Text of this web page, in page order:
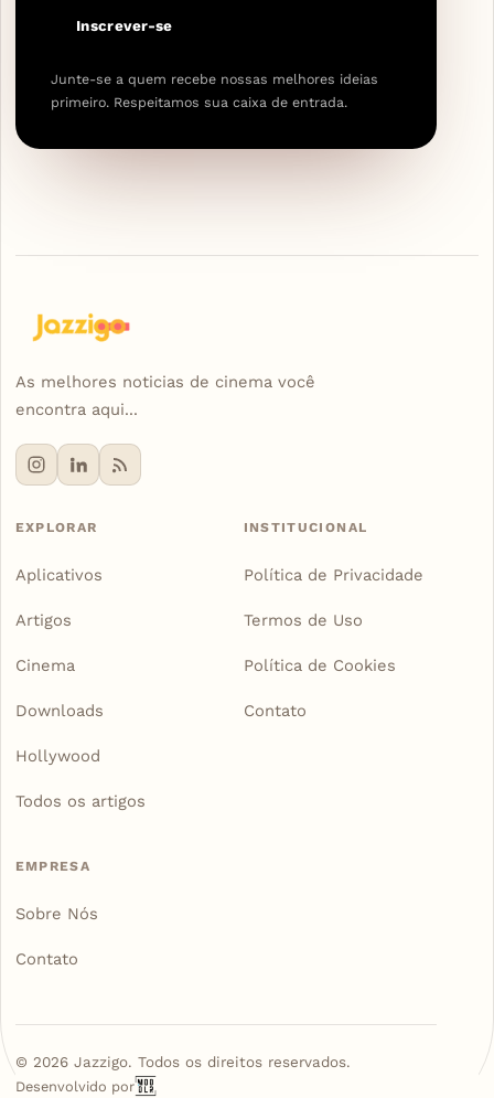
Inscrever-se
Junte-se a quem recebe nossas melhores ideias
primeiro. Respeitamos sua caixa de entrada.
As melhores noticias de cinema você
encontra aqui...
EXPLORAR
Aplicativos
Artigos
Cinema
Downloads
Hollywood
Todos os artigos
INSTITUCIONAL
Política de Privacidade
Termos de Uso
Política de Cookies
Contato
EMPRESA
Sobre Nós
Contato
© 2026Jazzigo. Todos os direitos reservados.
Desenvolvido por